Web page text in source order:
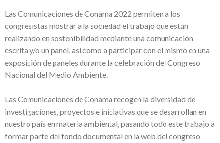
Las Comunicaciones de Conama 2022 permiten a los
congresistas mostrar a la sociedad el trabajo que están
realizando en sostenibilidad mediante una comunicación
escrita y/o un panel, así como a participar con el mismo en una
exposición de paneles durante la celebración del Congreso
Nacional del Medio Ambiente.
Las Comunicaciones de Conama recogen la diversidad de
investigaciones, proyectos e iniciativas que se desarrollan en
nuestro país en materia ambiental, pasando todo este trabajo a
formar parte del fondo documental en la web del congreso